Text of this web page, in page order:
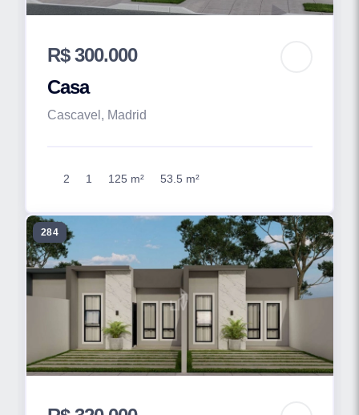
R$ 300.000
Casa
Cascavel, Madrid
2 1 125 m² 53.5 m²
284